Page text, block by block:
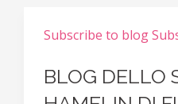
Subscribe to blog
BLOG DELLO